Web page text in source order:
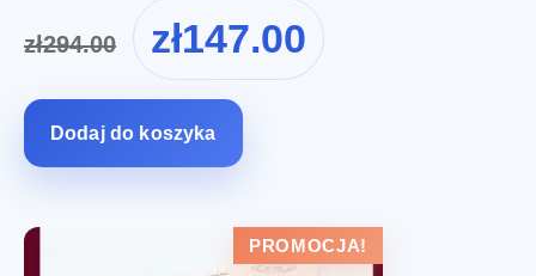
zł294.00
Pierwotna
cena
wynosiła:
zł147.00
cena
Dodaj do koszyka
PROMOCJA!